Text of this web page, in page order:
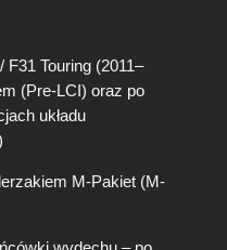
F31 Touring (2011–
(Pre-LCI) oraz po
układu
M-Pakiet (M-